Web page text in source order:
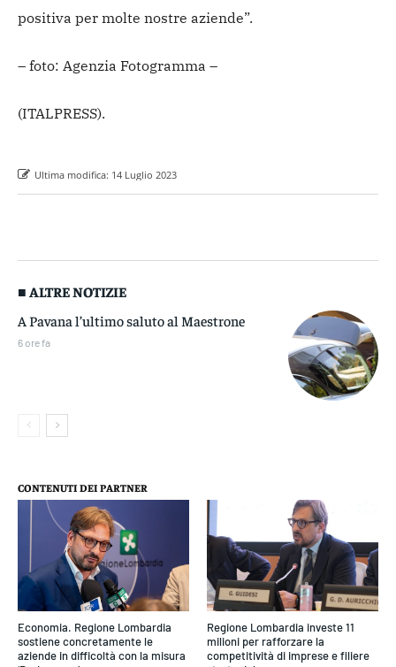
positiva per molte nostre aziende”.
– foto: Agenzia Fotogramma –
(ITALPRESS).
Ultima modifica: 14 Luglio 2023
■ ALTRE NOTIZIE
A Pavana l’ultimo saluto al Maestrone
6 ore fa
CONTENUTI DEI PARTNER
Economia. Regione Lombardia
sostiene concretamente le
aziende in difficoltà con la misura
Regione Lombardia investe 11
milioni per rafforzare la
competitività di imprese e filiere